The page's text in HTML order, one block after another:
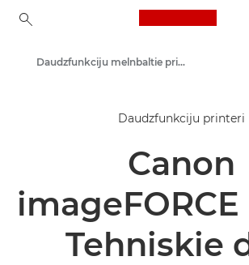
Risinājumi un pakalpojumi
Produkti uzņēmumiem
Daudzfunkciju printeri — universāli printeri
Daudzfunkciju melnbaltie printeri
Daudzfunkciju printeri
Canon
imageFORCE
Tehniskie